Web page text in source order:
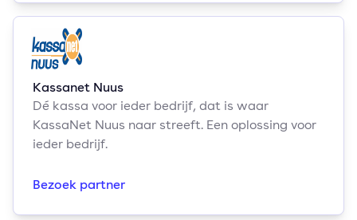
Kassanet Nuus
Dé kassa voor ieder bedrijf, dat is waar
KassaNet Nuus naar streeft. Een oplossing voor
ieder bedrijf.
Bezoek partner